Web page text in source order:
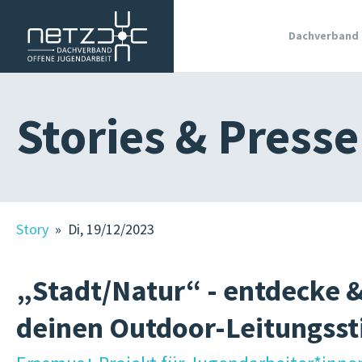
Dachverband
OJA IN
TERMINE
Stories & Presse
Story » Di, 19/12/2023
„Stadt/Natur“ - entdecke
deinen Outdoor-